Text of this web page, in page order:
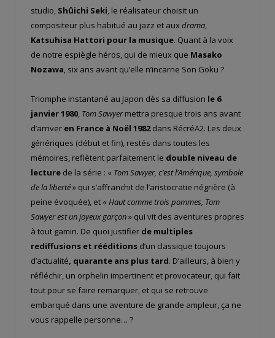
studio, Shûichi Seki , le réalisateur choisit un
compositeur plus habitué au jazz et aux drama
Katsuhisa Hattori pour la musique. Quant à la voix
de notre espiègle héros, qui de mieux que Masako
Nozawa , six ans avant qu’elle n’incarne Son Goku ?
Triomphe instantané au Japon dès sa diffusion le 6
janvier 1980, Tom Sawyermettra presque trois ans avant
d’arriver en France à Noël 1982dans RécréA2. Les deux
génériques (début et fin), restés dans toutes les
mémoires, reflètent parfaitement le double niveau de
lecture de la série : « Tom Sawyer, c’est l’Amérique, symbole
de la liberté» qui s’affranchit de l’aristocratie négrière (à
peine évoquée), et « Haut comme trois pommes, Tom
Sawyer est un joyeux garçon» qui vit des aventures propres
à tout gamin. De quoi justifier de multiples
rediffusions et rééditions d’un classique toujours
d’actualité, quarante ans plus tard. D’ailleurs, à bien y
réfléchir, un orphelin impertinent et provocateur, qui fait
tout pour se faire remarquer, et qui se retrouve
embarqué dans une aventure de grande ampleur, ça ne
vous rappelle personne… ?